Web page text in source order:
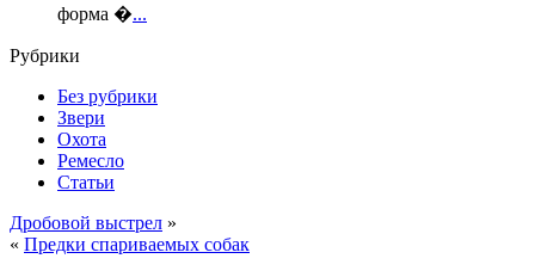
форма �...
Рубрики
Без рубрики
Звери
Охота
Ремесло
Статьи
Дробовой выстрел »
« Предки спариваемых собак